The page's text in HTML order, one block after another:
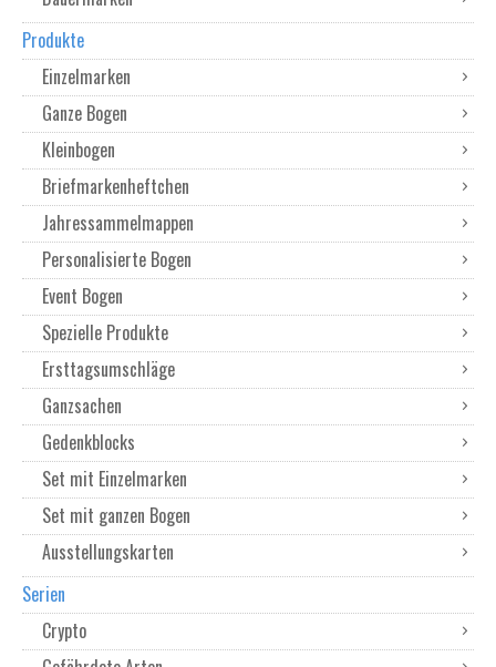
Produkte
Einzelmarken
Ganze Bogen
Kleinbogen
Briefmarkenheftchen
Jahressammelmappen
Personalisierte Bogen
Event Bogen
Spezielle Produkte
Ersttagsumschläge
Ganzsachen
Gedenkblocks
Set mit Einzelmarken
Set mit ganzen Bogen
Ausstellungskarten
Serien
Crypto